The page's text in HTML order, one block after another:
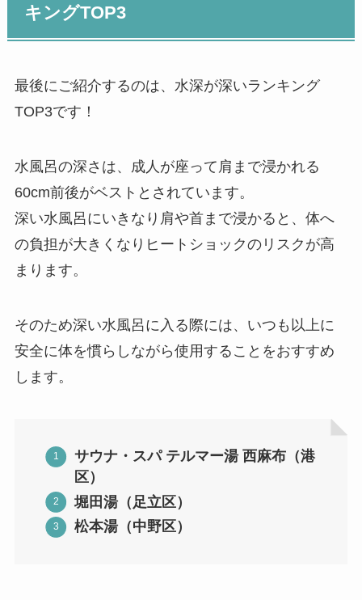
キングTOP3
最後にご紹介するのは、水深が深いランキング
TOP3です！
水風呂の深さは、成人が座って肩まで浸かれる
60cm前後がベストとされています。
深い水風呂にいきなり肩や首まで浸かると、体へ
の負担が大きくなりヒートショックのリスクが高
まります。
そのため深い水風呂に入る際には、いつも以上に
安全に体を慣らしながら使用することをおすすめ
します。
サウナ・スパ テルマー湯 西麻布（港
区）
堀田湯（足立区）
松本湯（中野区）